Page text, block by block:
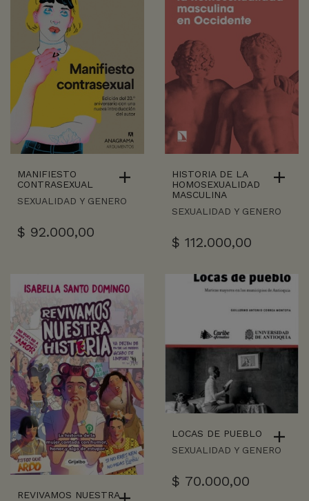
MANIFIESTO
CONTRASEXUAL
SEXUALIDAD Y GENERO
$ 92.000,00
HISTORIA DE LA
HOMOSEXUALIDAD
MASCULINA
SEXUALIDAD Y GENERO
$ 112.000,00
REVIVAMOS NUESTRA
LOCAS DE PUEBLO
SEXUALIDAD Y GENERO
$ 70.000,00